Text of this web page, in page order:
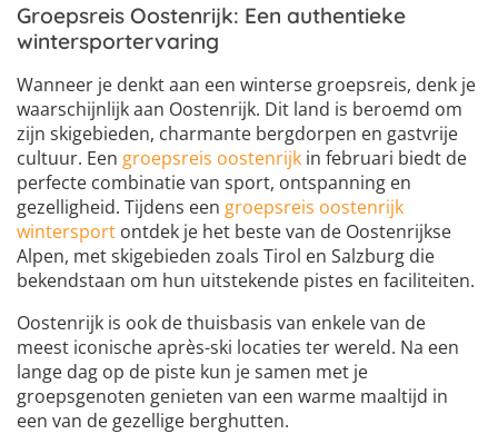
Groepsreis Oostenrijk: Een authentieke
wintersportervaring
Wanneer je denkt aan een winterse groepsreis, denk je
waarschijnlijk aan Oostenrijk. Dit land is beroemd om
zijn skigebieden, charmante bergdorpen en gastvrije
cultuur. Een groepsreis oostenrijk in februari biedt de
perfecte combinatie van sport, ontspanning en
gezelligheid. Tijdens een groepsreis oostenrijk
wintersport ontdek je het beste van de Oostenrijkse
Alpen, met skigebieden zoals Tirol en Salzburg die
bekendstaan om hun uitstekende pistes en faciliteiten.
Oostenrijk is ook de thuisbasis van enkele van de
meest iconische après-ski locaties ter wereld. Na een
lange dag op de piste kun je samen met je
groepsgenoten genieten van een warme maaltijd in
een van de gezellige berghutten.